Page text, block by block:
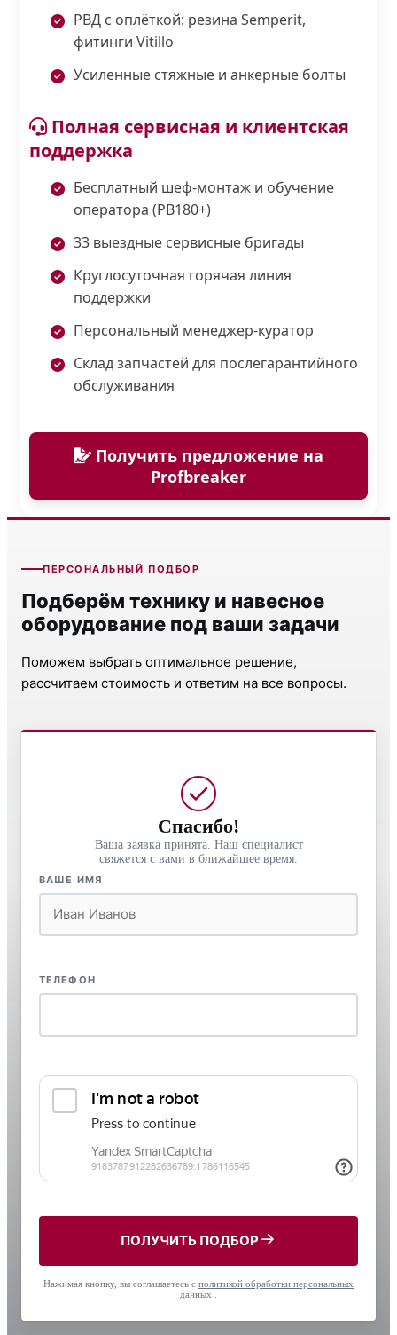
РВД с оплёткой: резина Semperit,
фитинги Vitillo
Усиленные стяжные и анкерные болты
Полная сервисная и клиентская
поддержка
Бесплатный шеф-монтаж и обучение
оператора (PB180+)
33 выездные сервисные бригады
Круглосуточная горячая линия
поддержки
Персональный менеджер-куратор
Склад запчастей для послегарантийного
обслуживания
Получить предложение на
Profbreaker
ПЕРСОНАЛЬНЫЙ ПОДБОР
Подберём технику и навесное
оборудование под ваши задачи
Поможем выбрать оптимальное решение,
рассчитаем стоимость и ответим на все вопросы.
Спасибо!
Ваша заявка принята. Наш специалист
свяжется с вами в ближайшее время.
ВАШЕ ИМЯ
ТЕЛЕФОН
ПОЛУЧИТЬ ПОДБОР
Нажимая кнопку, вы соглашаетесь с политикой обработки персональных
данных